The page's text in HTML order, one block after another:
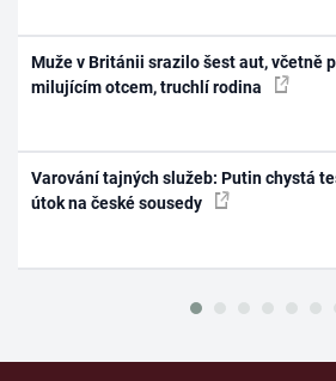
Muže v Británii srazilo šest aut, včetně
milujícím otcem, truchlí rodina
Varování tajných služeb: Putin chystá
útok na české sousedy